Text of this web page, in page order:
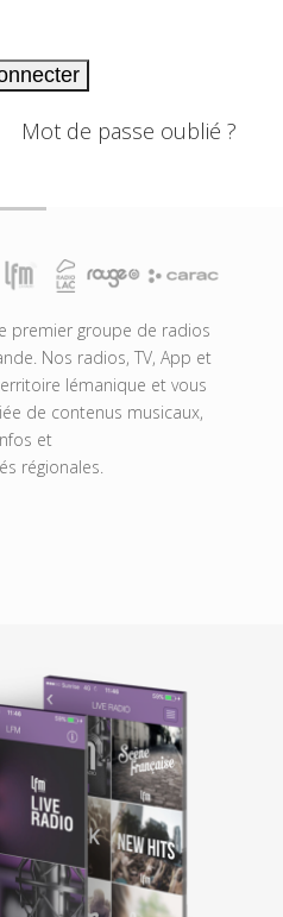
Mot de passe oublié ?
premier groupe de radios
Nos radios, TV, App et
lémanique et vous
de contenus musicaux,
et
régionales.